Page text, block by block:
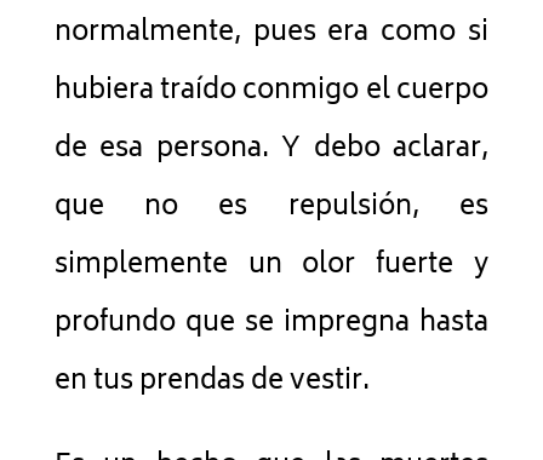
normalmente, pues era como si
hubiera traído conmigo el cuerpo
de esa persona. Y debo aclarar,
que no es repulsión, es
simplemente un olor fuerte y
profundo que se impregna hasta
en tus prendas de vestir.